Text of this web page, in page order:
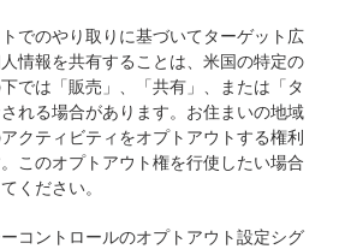
でのやり取りに基づいてターゲット広
情報を共有することは、米国の特定の
では「販売」、「共有」、または「タ
れる場合があります。お住まいの地域
クティビティをオプトアウトする権利
このオプトアウト権を行使したい場合
ください。
コントロールのオプトアウト設定シグ